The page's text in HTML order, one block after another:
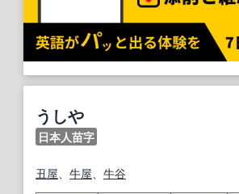
うしや
日本人苗字
丑屋 牛屋 牛谷